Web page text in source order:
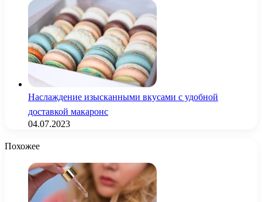
Наслаждение изысканными вкусами с удобной
доставкой макаронс
04.07.2023
Похожее